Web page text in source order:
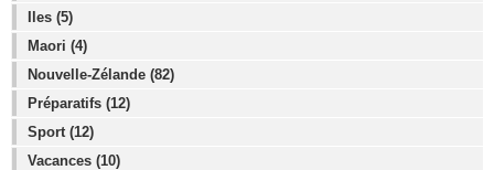
Iles (5)
Maori (4)
Nouvelle-Zélande (82)
Préparatifs (12)
Sport (12)
Vacances (10)